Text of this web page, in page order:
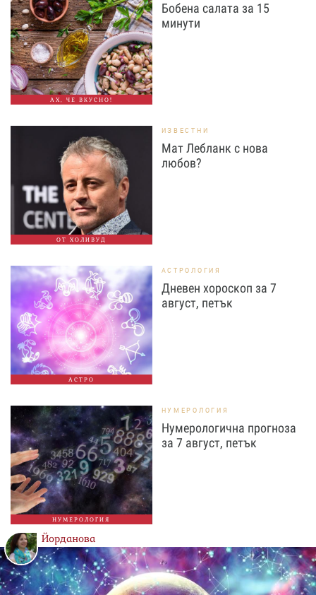
АХ, ЧЕ ВКУСНО!
Бобена салата за 15
минути
ОТ ХОЛИВУД
ИЗВЕСТНИ
Мат Лебланк с нова
любов?
АСТРО
АСТРОЛОГИЯ
Дневен хороскоп за 7
август, петък
НУМЕРОЛОГИЯ
НУМЕРОЛОГИЯ
Нумерологична прогноза
за 7 август, петък
Йорданова